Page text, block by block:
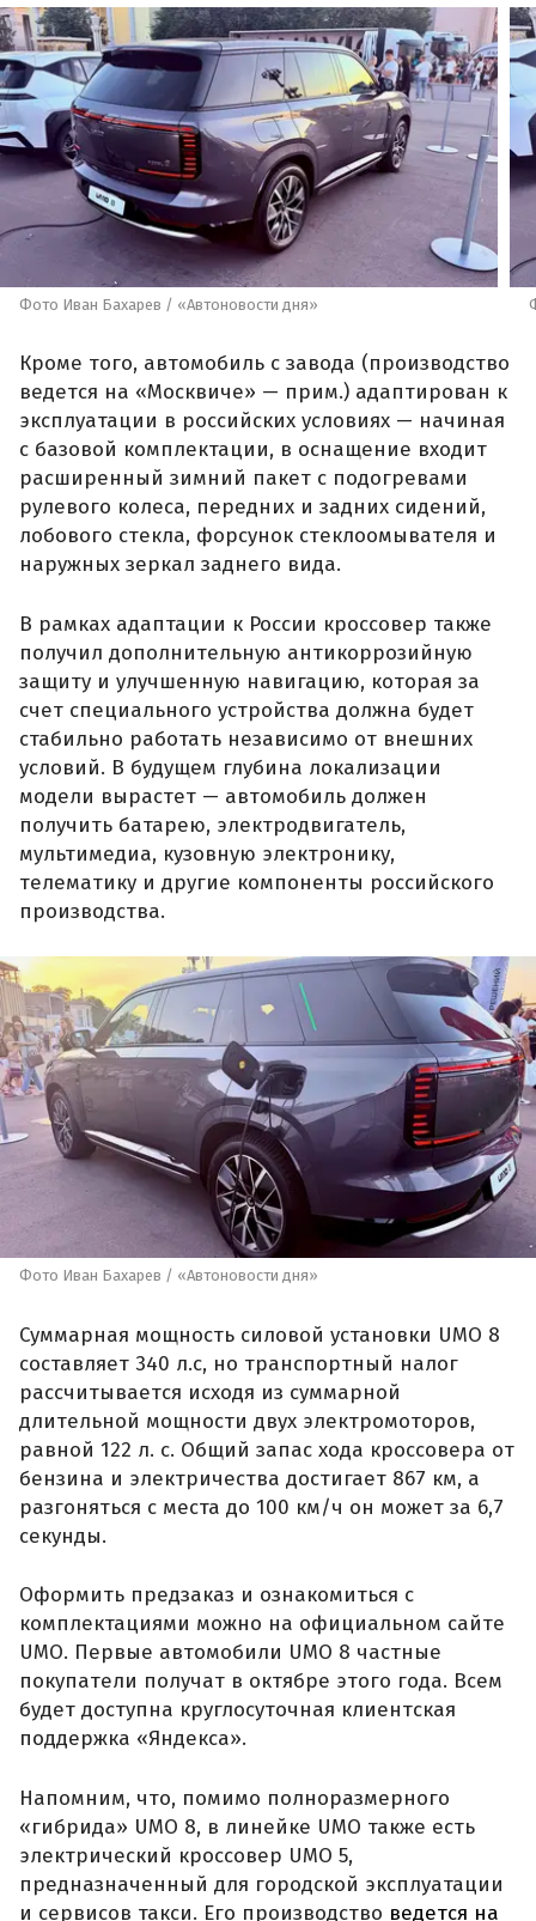
Фото Иван Бахарев / «Автоновости дня»
Кроме того, автомобиль с завода (производство
ведется на «Москвиче» — прим.) адаптирован к
эксплуатации в российских условиях — начиная
с базовой комплектации, в оснащение входит
расширенный зимний пакет с подогревами
рулевого колеса, передних и задних сидений,
лобового стекла, форсунок стеклоомывателя и
наружных зеркал заднего вида.
В рамках адаптации к России кроссовер также
получил дополнительную антикоррозийную
защиту и улучшенную навигацию, которая за
счет специального устройства должна будет
стабильно работать независимо от внешних
условий. В будущем глубина локализации
модели вырастет — автомобиль должен
получить батарею, электродвигатель,
мультимедиа, кузовную электронику,
телематику и другие компоненты российского
производства.
Фото Иван Бахарев / «Автоновости дня»
Суммарная мощность силовой установки UMO 8
составляет 340 л.с, но транспортный налог
рассчитывается исходя из суммарной
длительной мощности двух электромоторов,
равной 122 л. с. Общий запас хода кроссовера от
бензина и электричества достигает 867 км, а
разгоняться с места до 100 км/ч он может за 6,7
секунды.
Оформить предзаказ и ознакомиться с
комплектациями можно на официальном сайте
UMO. Первые автомобили UMO 8 частные
покупатели получат в октябре этого года. Всем
будет доступна круглосуточная клиентская
поддержка «Яндекса».
Напомним, что, помимо полноразмерного
«гибрида» UMO 8, в линейке UMO также есть
электрический кроссовер UMO 5,
предназначенный для городской эксплуатации
и сервисов такси. Его производство ведется на